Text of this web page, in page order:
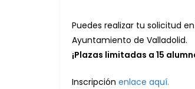
Puedes realizar tu solicitud
Ayuntamiento de Valladolid.
¡Plazas limitadas a 15
Inscripción enlace aquí.